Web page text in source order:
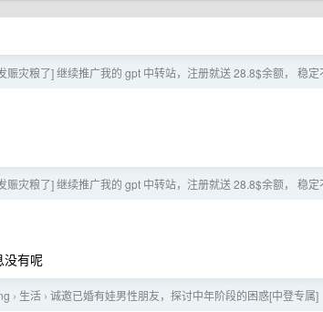
赈灾粮了] 继续推广我的 gpt 中转站，注册就送 28.8$余额， 稳定
赈灾粮了] 继续推广我的 gpt 中转站，注册就送 28.8$余额， 稳定
没有呢
› 生活 › 诚邀已婚有娃男性朋友，探讨中年阶段的困惑[中登专属]